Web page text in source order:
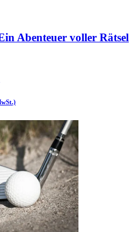
Abenteuer voller Rätsel